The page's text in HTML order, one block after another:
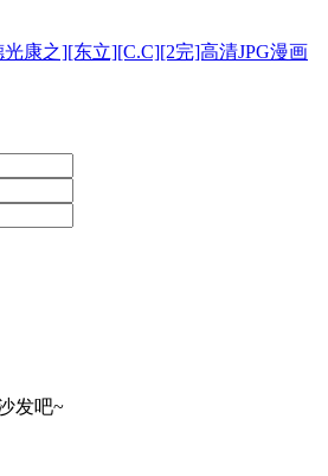
康之][东立][C.C][2完]高清JPG漫画
发吧~